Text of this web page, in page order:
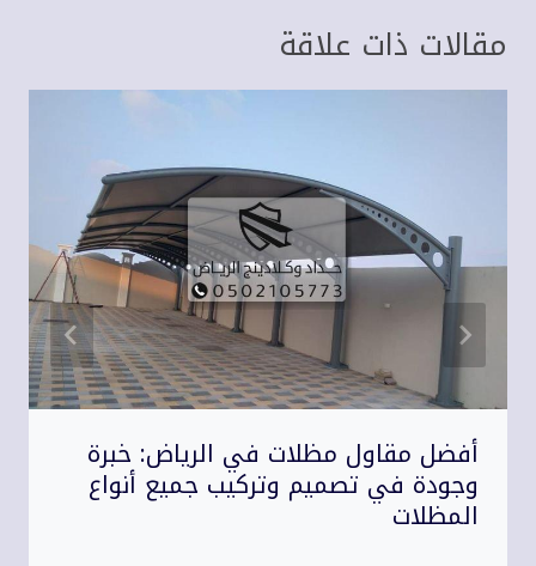
مقالات ذات علاقة
أفضل مقاول مظلات في الرياض: خبرة
وجودة في تصميم وتركيب جميع أنواع
المظلات